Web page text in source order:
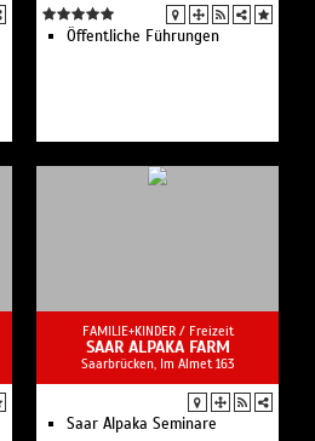
Öffentliche Führungen
FAMILIE+KINDER / Freizeit
SAAR ALPAKA FARM
Saarbrücken, Im Almet 163
Saar Alpaka Seminare